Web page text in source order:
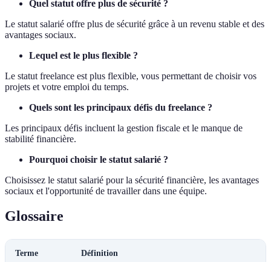
Quel statut offre plus de sécurité ?
Le statut salarié offre plus de sécurité grâce à un revenu stable et des
avantages sociaux.
Lequel est le plus flexible ?
Le statut freelance est plus flexible, vous permettant de choisir vos
projets et votre emploi du temps.
Quels sont les principaux défis du freelance ?
Les principaux défis incluent la gestion fiscale et le manque de
stabilité financière.
Pourquoi choisir le statut salarié ?
Choisissez le statut salarié pour la sécurité financière, les avantages
sociaux et l'opportunité de travailler dans une équipe.
Glossaire
Terme Définition